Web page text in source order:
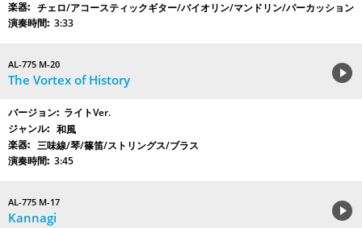
チェロ/アコースティックギター/バイオリン/マンドリン/パーカッション
3:33
AL-775 M-20
The Vortex of History
ライトVer.
和風
三味線/琴/篠笛/ストリングス/ブラス
3:45
AL-775 M-17
Kannagi